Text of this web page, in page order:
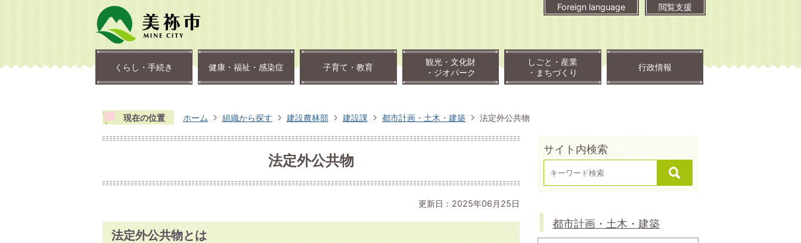
Foreign language 閲覧支援
くらし・手続き 健康・福祉・感染症 子育て・教育
観光・文化財
・ジオパーク
しごと・産業
・まちづくり
行政情報
現在の位置 ホーム 組織から探す 建設農林部 建設課 都市計画・土木・建築 法定外公共物
法定外公共物
更新日：2025年06月25日
法定外公共物とは
サイト内検索
都市計画・土木・建築